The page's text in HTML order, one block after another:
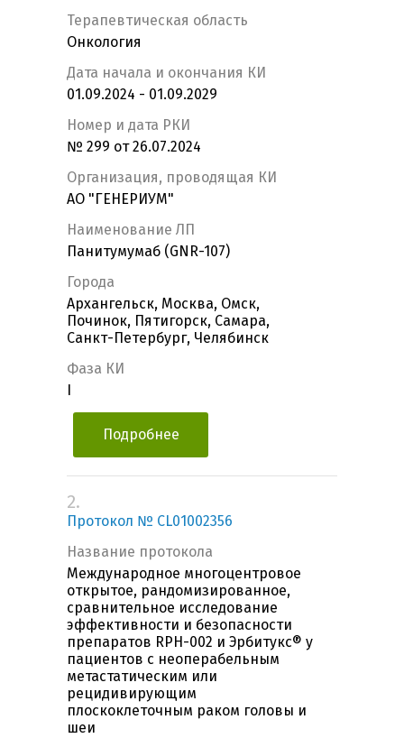
Терапевтическая область
Онкология
Дата начала и окончания КИ
01.09.2024 - 01.09.2029
Номер и дата РКИ
№ 299 от 26.07.2024
Организация, проводящая КИ
АО "ГЕНЕРИУМ"
Наименование ЛП
Панитумумаб (GNR-107)
Города
Архангельск, Москва, Омск,
Починок, Пятигорск, Самара,
Санкт-Петербург, Челябинск
Фаза КИ
Подробнее
2.
Протокол № CL01002356
Название протокола
Международное многоцентровое
открытое, рандомизированное,
сравнительное исследование
эффективности и безопасности
препаратов RPH-002 и Эрбитукс® у
пациентов с неоперабельным
метастатическим или
рецидивирующим
плоскоклеточным раком головы и
шеи